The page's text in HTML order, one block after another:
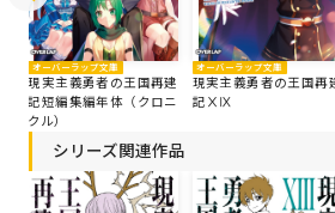
オーバーラップ文庫
現実主義勇者の王国再建
記短編集編年体（クロニ
クル）
オーバーラップ文庫
現実主義勇者の王国再
記ⅩⅨ
シリーズ関連作品